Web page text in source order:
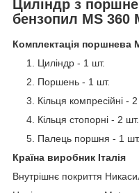
Циліндр з
бензопил MS 360
Комплектація поршнева
Циліндр - 1 шт.
Поршень - 1 шт.
Кільця компресійні -
Кільця стопорні - 2 шт.
Палець поршня - 1 шт.
Країна виробник Італія
Внутрішнє покриття